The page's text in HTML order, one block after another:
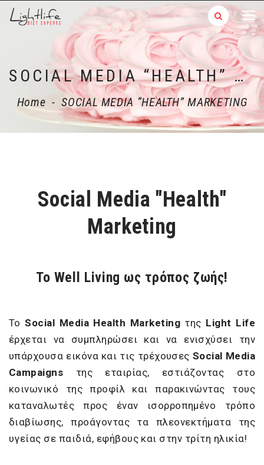
SOCIAL MEDIA “HEALTH” MARKETING
Home - SOCIAL MEDIA “HEALTH” MARKETING
Social Media "Health"
Marketing
Το Well Living ως τρόπος ζωής!
ΤοSocial Media Health Marketing της Light Life
έρχεται να συμπληρώσει και να ενισχύσει την
υπάρχουσα εικόνα και τις τρέχουσες Social Media
Campaigns της εταιρίας, εστιάζοντας στο
κοινωνικό της προφίλ και παρακινώντας τους
καταναλωτές προς έναν ισορροπημένο τρόπο
διαβίωσης, προάγοντας τα πλεονεκτήματα της
υγείας σε παιδιά, εφήβους και στην τρίτη ηλικία!